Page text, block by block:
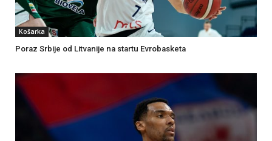
Košarka
Poraz Srbije od Litvanije na startu Evrobasketa